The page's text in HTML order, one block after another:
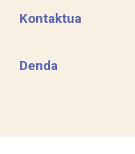
Kontaktua
Denda